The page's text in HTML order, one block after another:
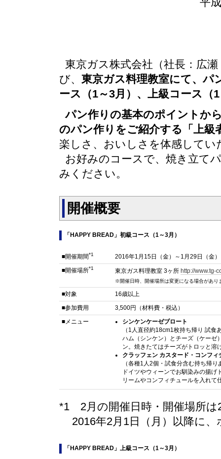
東京ガス株式会社（社長：広
び、 東京ガス料理教室にて、パ
ース（1～3月）、上級コース（
パン作りの基本のポイントか
のパン作りをご紹介する「上級
楽しさ、おいしさを体感してい
お好みのコースで、焼き立て
みください。
開催概要
「HAPPY BREAD」初級コース（1～3月）
■開催期間*1 2016年1月15日（金）～1月29日（金）
■開催場所*1 東京ガス料理教室 3ヶ所 http://www.tg-
※開催日時、開催場所は変更になる場合があり
■対象
16歳以上
■参加費用
3,500円（材料費・税込）
■メニュー
シンケンケーゼブロート
（1人直径約18cm1枚持ち帰り 試食
ハム（シンケン）とチーズ（ケーゼ
ン。焼きたてはチーズがトロッと溶
クラッフェン カスタード・コンフィ
（各種1人2個・試食分含む持ち帰り
ドイツやウィーンでお馴染みの揚
リームやコンフィチュールを入れて
*1 2月の開催日時・開催場所は
2016年2月1日（月）以降に
「HAPPY BREAD」上級コース（1～3月）